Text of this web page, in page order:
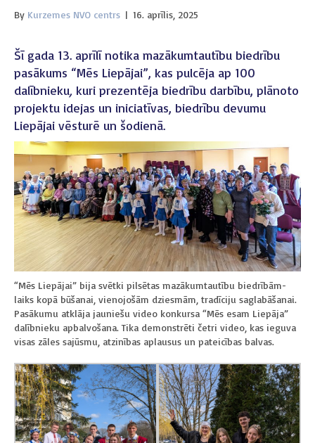
By Kurzemes NVO centrs | 16. aprīlis, 2025
Šī gada 13. aprīlī notika mazākumtautību biedrību
pasākums “Mēs Liepājai”, kas pulcēja ap 100
dalībnieku, kuri prezentēja biedrību darbību, plānoto
projektu idejas un iniciatīvas, biedrību devumu
Liepājai vēsturē un šodienā.
“Mēs Liepājai” bija svētki pilsētas mazākumtautību biedrībām-
laiks kopā būšanai, vienojošām dziesmām, tradīciju saglabāšanai.
Pasākumu atklāja jauniešu video konkursa “Mēs esam Liepāja”
dalībnieku apbalvošana. Tika demonstrēti četri video, kas ieguva
visas zāles sajūsmu, atzinības aplausus un pateicības balvas.